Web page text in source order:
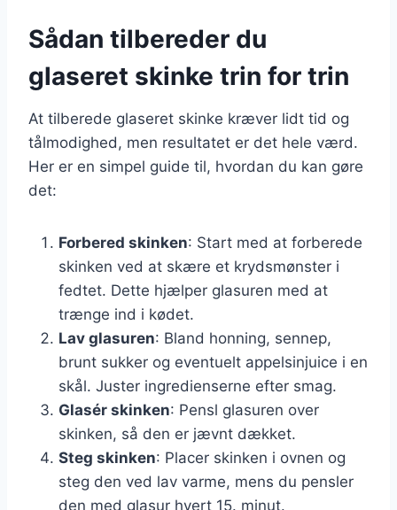
Sådan tilbereder du
glaseret skinke trin for trin
At tilberede glaseret skinke kræver lidt tid og
tålmodighed, men resultatet er det hele værd.
Her er en simpel guide til, hvordan du kan gøre
det:
Forbered skinken: Start med at forberede
skinken ved at skære et krydsmønster i
fedtet. Dette hjælper glasuren med at
trænge ind i kødet.
Lav glasuren: Bland honning, sennep,
brunt sukker og eventuelt appelsinjuice i en
skål. Juster ingredienserne efter smag.
Glasér skinken: Pensl glasuren over
skinken, så den er jævnt dækket.
Steg skinken: Placer skinken i ovnen og
steg den ved lav varme, mens du pensler
den med glasur hvert 15. minut.